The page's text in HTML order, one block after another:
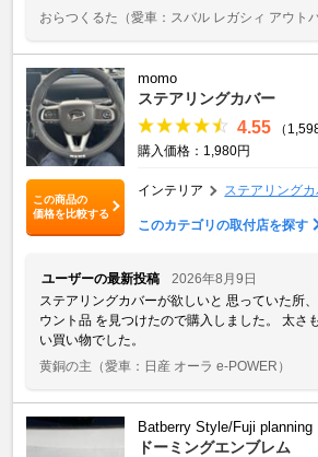
おらつくるた （愛車：スバル レガシィ アウト
この商品の
価格を比較する
momo
ステアリングカバー
4.55
（
購入価格：1,980円
インテリア ステアリング
このカテゴリの取付店を探す
ユーザーの最新投稿
2026年8月9日
ステアリングカバーが欲しいと 思っていた所
ウント品 を見つけたので購入しました。 太さ
い買い物でした。
黄銅の主 （愛車：日産 オーラ e-POWER）
Batberry Style/Fuji planning
ドーミングエンブレム